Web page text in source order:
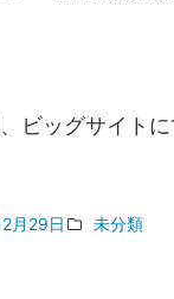
ビッグサイト
月29日 未分類